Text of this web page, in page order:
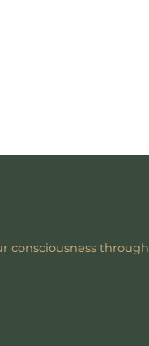
consciousness through